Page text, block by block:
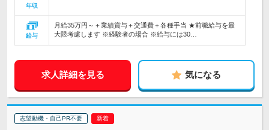
年収
給与
月給35万円～＋業績賞与＋交通費＋各種手当 ★前職給与を最
大限考慮します ※経験者の場合 ※給与には30…
求人詳細を見る 気になる
志望動機・自己PR不要